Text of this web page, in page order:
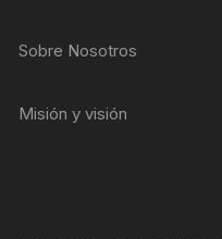
Sobre Nosotros
Misión y visión